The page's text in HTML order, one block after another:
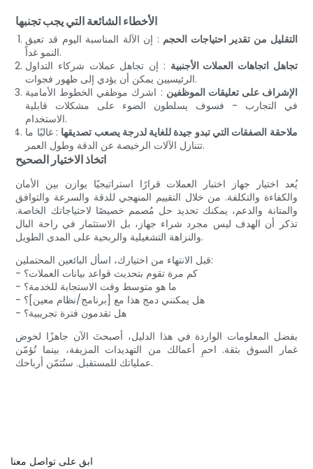
الأخطاء الشائعة التي يجب تجنبها
التقليل من تقدير احتياجات الحجم : إن الآلة المناسبة اليوم قد تعيق
النمو غداً.
تجاهل اتجاهات العملات الأجنبية : إن تجاهل عملات شركاء التداول
الرئيسيين يمكن أن يؤدي إلى ظهور فجوات.
الإشراف على تعليقات الموظفين : اشرك موظفي الخطوط الأمامية
في التجارب - فسوف يسلطون الضوء على مشكلات قابلية
الاستخدام.
ملاحقة الصفقات التي تبدو جيدة للغاية لدرجة يصعب تصديقها : غالبًا ما
تتنازل الآلات الرخيصة عن الدقة وطول العمر.
اتخاذ الاختيار الصحيح
يُعد اختيار جهاز اختبار العملات قرارًا استراتيجيًا يوازن بين الأمان
والكفاءة والتكلفة. من خلال التقييم المنهجي للدقة والسرعة والتوافق
والمتانة والدعم، يمكنك تحديد حل مُصمم خصيصًا لاحتياجاتك الخاصة.
تذكر أن الهدف ليس مجرد شراء جهاز، بل الاستثمار في راحة البال
والنزاهة التشغيلية والربحية على المدى الطويل.
قبل الانتهاء من اختيارك، اسأل البائعين المحتملين:
- كم مرة تقوم بتحديث قواعد بيانات العملات؟
- ما هو متوسط ​​وقت الاستجابة للخدمة؟
- هل يمكنني دمج هذا مع [برنامج/نظام معين]؟
- هل تقدمون فترة تجريبية؟
بفضل المعلومات الواردة في هذا الدليل، أصبحتَ الآن جاهزًا لخوض
غمار السوق بثقة. احمِ أعمالك من التهديدات المزيفة، بينما تُؤمّن
عملياتك للمستقبل. ستُثمّن أرباحك.
ابق على تواصل معنا